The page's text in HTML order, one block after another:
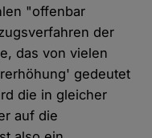
"offenbar
der
das von vielen
gedeutet
die in gleicher
auf die